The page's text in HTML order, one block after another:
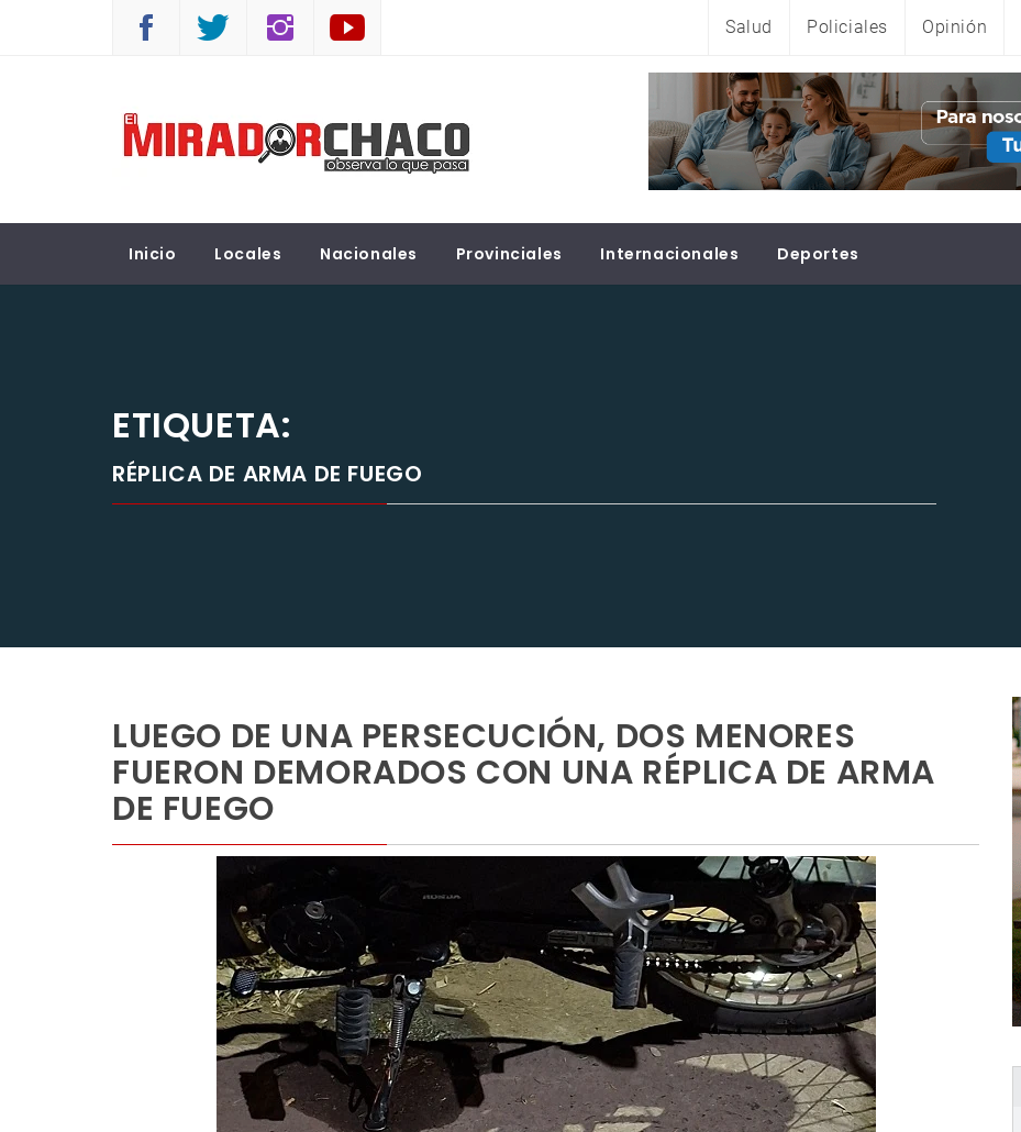
Salud Policiales Opinión
EL MIRADOR CHACO
Inicio Locales Nacionales Provinciales Internacionales Deportes
ETIQUETA:
RÉPLICA DE ARMA DE FUEGO
LUEGO DE UNA PERSECUCIÓN, DOS MENORES
FUERON DEMORADOS CON UNA RÉPLICA DE ARMA
DE FUEGO